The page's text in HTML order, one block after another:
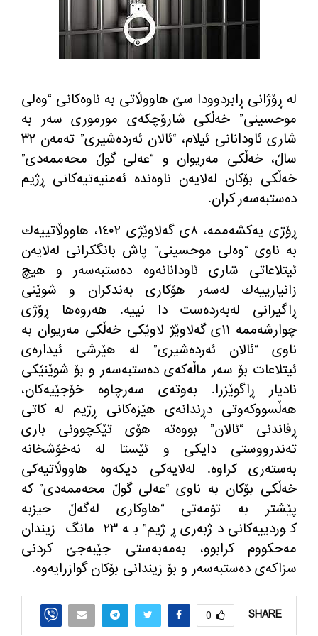
له‌ ڕۆژانی ڕابردوودا سێ هاووڵاتی به‌ ناوه‌كانی “وه‌لی
موحسینی” خه‌ڵكی شارۆچكه‌ی مورموری سه‌ر به‌
شاری ئاودانانی ئیلام، “ئالان ئه‌رده‌شیری” ته‌مه‌ن ٣٢
ساڵ، خه‌ڵكی مه‌ریوان و “عه‌لی گوڵ محه‌ممه‌دی”
خه‌ڵكی بۆكان له‌لایه‌ن ناوه‌نده‌ ئه‌منیه‌تیه‌كانی ڕژیم
ده‌ستبه‌سه‌ر كران.
ڕۆژی یەکشەممە، ٨ی گەلاوێژی ١٤٠٢، هاووڵاتییه‌ك
به‌ ناوی “وه‌لی موحسینی” پاش بانگكرانی له‌لایه‌ن
ئیتلاعاتی شاری ئاودانانه‌وه‌ ده‌ستبه‌سه‌ر و هیچ
زانیارییه‌ك له‌سه‌ر هۆكاری به‌ندكران و شوێنی
ڕاگیرانی له‌به‌رده‌ست دا نییه‌. هه‌روه‌ها ڕۆژی
چوارشه‌ممه‌ ١١ی گه‌لاوێژ لاوێكی خه‌ڵكی مه‌ریوان به‌
ناوی “ئالان ئه‌رده‌شیری” له‌ هێرشی ئیداره‌ی
ئیتلاعات بۆ سه‌ر ماڵه‌كه‌ی ده‌ستبه‌سه‌ر و بۆ شوێنێكی
نادیار ڕاگوێزرا. به‌وته‌ی سه‌رچاوه‌ خۆجێیه‌كان،
هه‌ڵسووكه‌وتی دڕندانه‌ی هێزه‌كانی ڕژیم له‌ كاتی
ڕفاندنی “ئالان” بووه‌ته‌ هۆی تێكچوونی باری
ته‌ندرووستی دایكی و ئێستا له‌ نه‌خۆشخانه
به‌سته‌ری كراوه‌. له‌لایه‌كی دیكه‌وه‌ هاووڵاتیه‌كی
خه‌ڵكی بۆكان به‌ ناوی “عه‌لی گوڵ محه‌ممه‌دی” كه‌
پێشتر به‌ تۆمه‌تی “هاوكاری له‌گه‌ڵ حیزبه‌
كوردییه‌كانی دژبه‌ری ڕژیم” به‌ ٢٣ مانگ زیندان
مه‌حكووم كرابوو، به‌مه‌به‌ستی جێبه‌جێ كردنی
سزاكه‌ی ده‌ستبه‌سه‌ر و بۆ زیندانی بۆكان گوازرایه‌وه‌.
SHARE
0